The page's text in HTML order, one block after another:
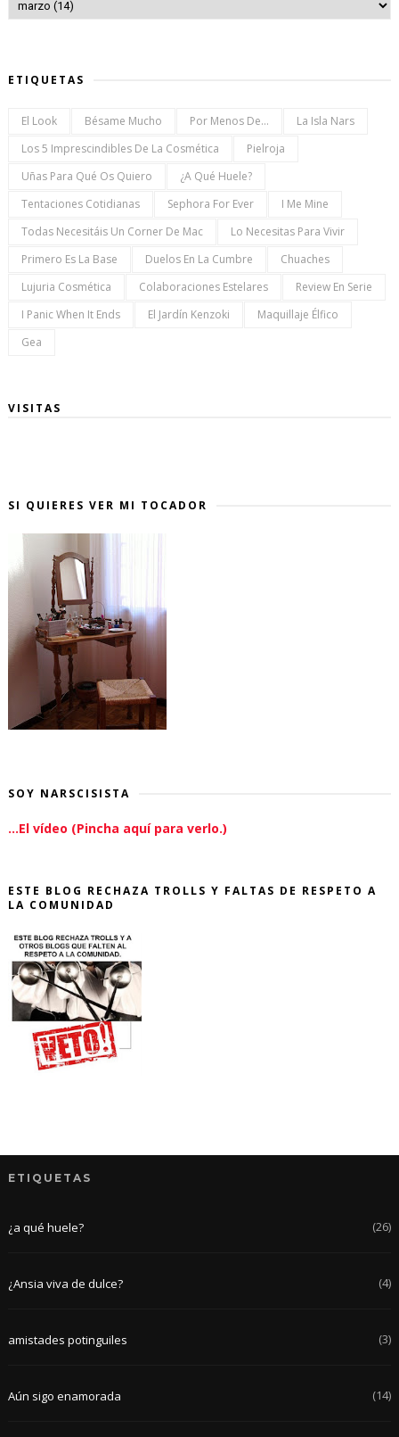
ETIQUETAS
El Look Bésame Mucho Por Menos De...
La Isla Nars
Los 5 Imprescindibles De La Cosmética
Pielroja
Uñas Para Qué Os Quiero
¿a Qué Huele?
Tentaciones Cotidianas
Sephora For Ever
I Me Mine
Todas Necesitáis Un Corner De Mac
Lo Necesitas Para Vivir
Primero Es La Base
Duelos En La Cumbre
Chuaches
Lujuria Cosmética
Colaboraciones Estelares
Review En Serie
I Panic When It Ends
El Jardín Kenzoki
Maquillaje Élfico
Gea
VISITAS
SI QUIERES VER MI TOCADOR
SOY NARSCISISTA
...El vídeo (Pincha aquí para verlo.)
ESTE BLOG RECHAZA TROLLS Y FALTAS DE RESPETO A
LA COMUNIDAD
ETIQUETAS
¿a qué huele? (26)
¿Ansia viva de dulce? (4)
amistades potinguiles (3)
Aún sigo enamorada (14)